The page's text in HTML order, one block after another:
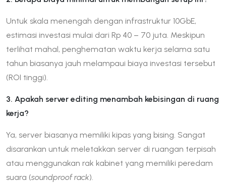
Untuk skala menengah dengan infrastruktur 10GbE,
estimasi investasi mulai dari Rp 40 – 70 juta. Meskipun
terlihat mahal, penghematan waktu kerja selama satu
tahun biasanya jauh melampaui biaya investasi tersebut
(ROI tinggi).
3. Apakah server editing menambah kebisingan di ruang
kerja?
Ya, server biasanya memiliki kipas yang bising. Sangat
disarankan untuk meletakkan server di ruangan terpisah
atau menggunakan rak kabinet yang memiliki peredam
suara (soundproof rack).